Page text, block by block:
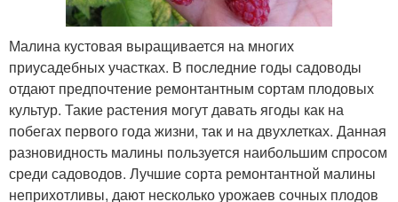
Малина кустовая выращивается на многих
приусадебных участках. В последние годы садоводы
отдают предпочтение ремонтантным сортам плодовых
культур. Такие растения могут давать ягоды как на
побегах первого года жизни, так и на двухлетках. Данная
разновидность малины пользуется наибольшим спросом
среди садоводов. Лучшие сорта ремонтантной малины
неприхотливы, дают несколько урожаев сочных плодов